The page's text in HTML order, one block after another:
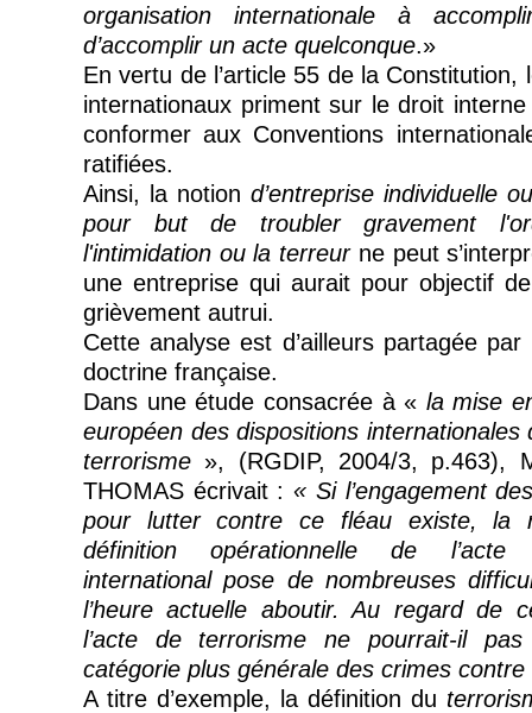
organisation internationale à
d’accomplir un acte quelconque.»
En vertu de l’article 55 de la Constitution,
internationaux priment sur le droit
conformer aux Conventions
ratifiées.
Ainsi, la notion d’entreprise individuelle
pour but de troubler gravement
l'intimidation ou la terreur ne peut
une entreprise qui aurait pour objectif
grièvement autrui.
Cette analyse est d’ailleurs partagée par
doctrine française.
Dans une étude consacrée à « la mise
européen des dispositions internationales
terrorisme », (RGDIP, 2004/3, p.463),
THOMAS écrivait :« Si l’engagement
pour lutter contre ce fléau existe, la
définition opérationnelle de
international pose de nombreuses
l’heure actuelle aboutir. Au regard de
l’acte de terrorisme ne pourrait-il
catégorie plus générale des crimes contre
A titre d’exemple, la définition du